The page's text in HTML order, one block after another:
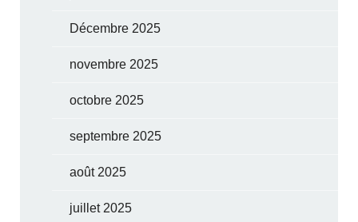
Décembre 2025
novembre 2025
octobre 2025
septembre 2025
août 2025
juillet 2025